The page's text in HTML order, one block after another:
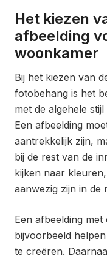
Het kiezen
afbeelding
woonkamer
Bij het kiezen van
fotobehang is het
met de algehele
Een afbeelding
aantrekkelijk zijn,
bij de rest van de
kijken naar
aanwezig zijn in de
Een afbeelding
bijvoorbeeld
te creëren.